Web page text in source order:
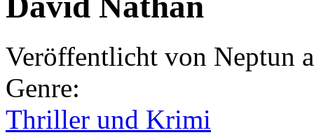
Veröffentlicht von Neptun
Genre:
Thriller und Krimi